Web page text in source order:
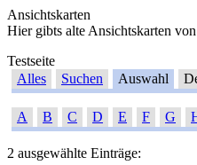
Ansichtskarten
Hier gibts alte Ansichtskarten
Testseite
Alles
Suchen Auswahl
A B C D E F G
2 ausgewählte Einträge: